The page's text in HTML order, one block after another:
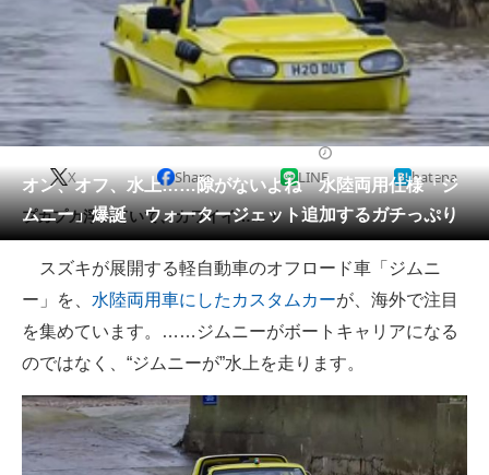
クイズ
グルメ 地域
住まい 教育・育児
動物 リサーチ
会員記事
メディア
注目記事を集めた総合ページ
ITの今と未来を見通す
スマホと通信の最新トレンド
進化するPCとデバイスの未来
好きが集まる 比べて選べる
オン、オフ、水上……隙がないよね 水陸両用仕様「ジ
ムニー」爆誕 ウォータージェット追加するガチっぷり
X Share LINE hatena
プカプカ浮いていて、カワイイ……！
スズキが展開する軽自動車のオフロード車「ジムニ
ー」を、 水陸両用車にしたカスタムカーが、海外で注目
を集めています。……ジムニーがボートキャリアになる
のではなく、“ジムニーが”水上を走ります。